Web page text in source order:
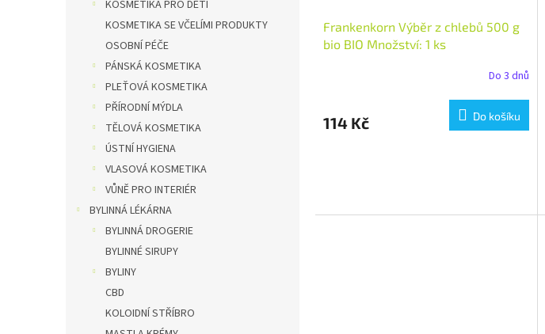
KOSMETIKA PRO DĚTI
KOSMETIKA SE VČELÍMI PRODUKTY
OSOBNÍ PÉČE
PÁNSKÁ KOSMETIKA
PLEŤOVÁ KOSMETIKA
PŘÍRODNÍ MÝDLA
TĚLOVÁ KOSMETIKA
ÚSTNÍ HYGIENA
VLASOVÁ KOSMETIKA
VŮNĚ PRO INTERIÉR
BYLINNÁ LÉKÁRNA
BYLINNÁ DROGERIE
BYLINNÉ SIRUPY
BYLINY
CBD
KOLOIDNÍ STŘÍBRO
Frankenkorn Výběr z chlebů 500 g
bio BIO Množství: 1 ks
Do 3 dnů
114 Kč Do košíku